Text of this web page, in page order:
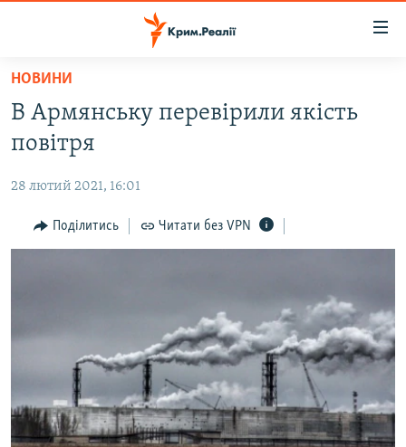
Перейти
основного
матеріалу
до
навігації
Перейти
ВОДА.КРИМ
ВІДЕО ТА ФОТО
ПОЛІТИКА
БЛОГИ
СПЕЦПРОЕКТИ
ДЕПОРТАЦІЯ
ВІДЕОУРОКИ «ELIFBE»
ЯК ОБІЙТИ БЛОКУВАННЯ
Русский
НОВИНИ
В Армянську перевірили якість
повітря
28 лютий 2021, 16:01
Поділитись Читати без VPN